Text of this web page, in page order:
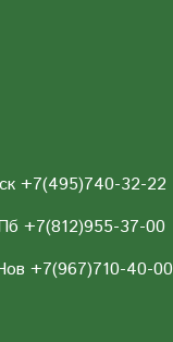
+7(495)740-32-22
+7(812)955-37-00
+7(967)710-40-00